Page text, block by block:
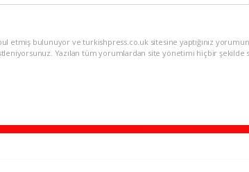
etmiş bulunuyor ve turkishpress.co.uk sitesine yaptığınız
Yazılan tüm yorumlardan site yönetimi hiçbir şekilde